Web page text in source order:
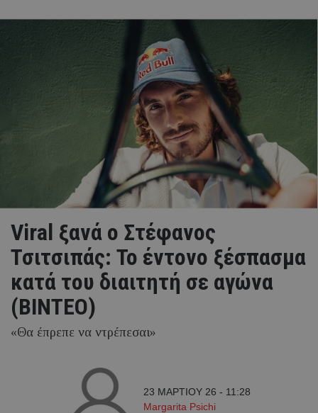
Viral ξανά ο Στέφανος
Τσιτσιπάς: Το έντονο ξέσπασμα
κατά του διαιτητή σε αγώνα
(ΒΙΝΤΕΟ)
«Θα έπρεπε να ντρέπεσαι»
23 ΜΑΡΤΙΟΥ 26 - 11:28
Margarita Psichi